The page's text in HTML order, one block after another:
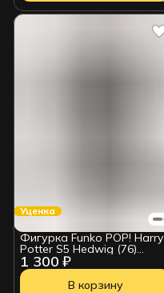
Уценка
1 300 ₽
Фигурка Funko POP! Harry
Potter S5 Hedwig (76)
35510 УЦЕНКА
В корзину